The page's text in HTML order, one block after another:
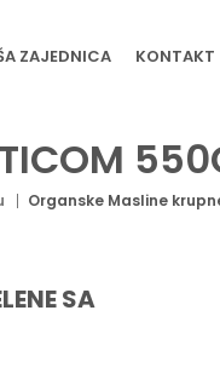
ZAJEDNICA KONTAKT
Organske Masline
SA